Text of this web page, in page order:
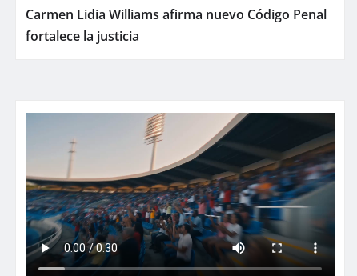
Carmen Lidia Williams afirma nuevo Código Penal
fortalece la justicia